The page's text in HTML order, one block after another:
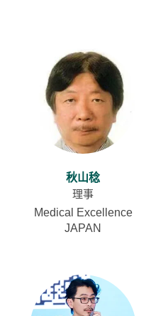
秋山稔
理事
Medical Excellence
JAPAN